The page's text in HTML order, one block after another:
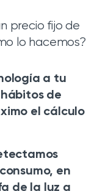
precio fijo de
lo hacemos?
a tu
de
el cálculo
en
de la luz a